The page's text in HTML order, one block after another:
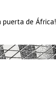
puerta de África!